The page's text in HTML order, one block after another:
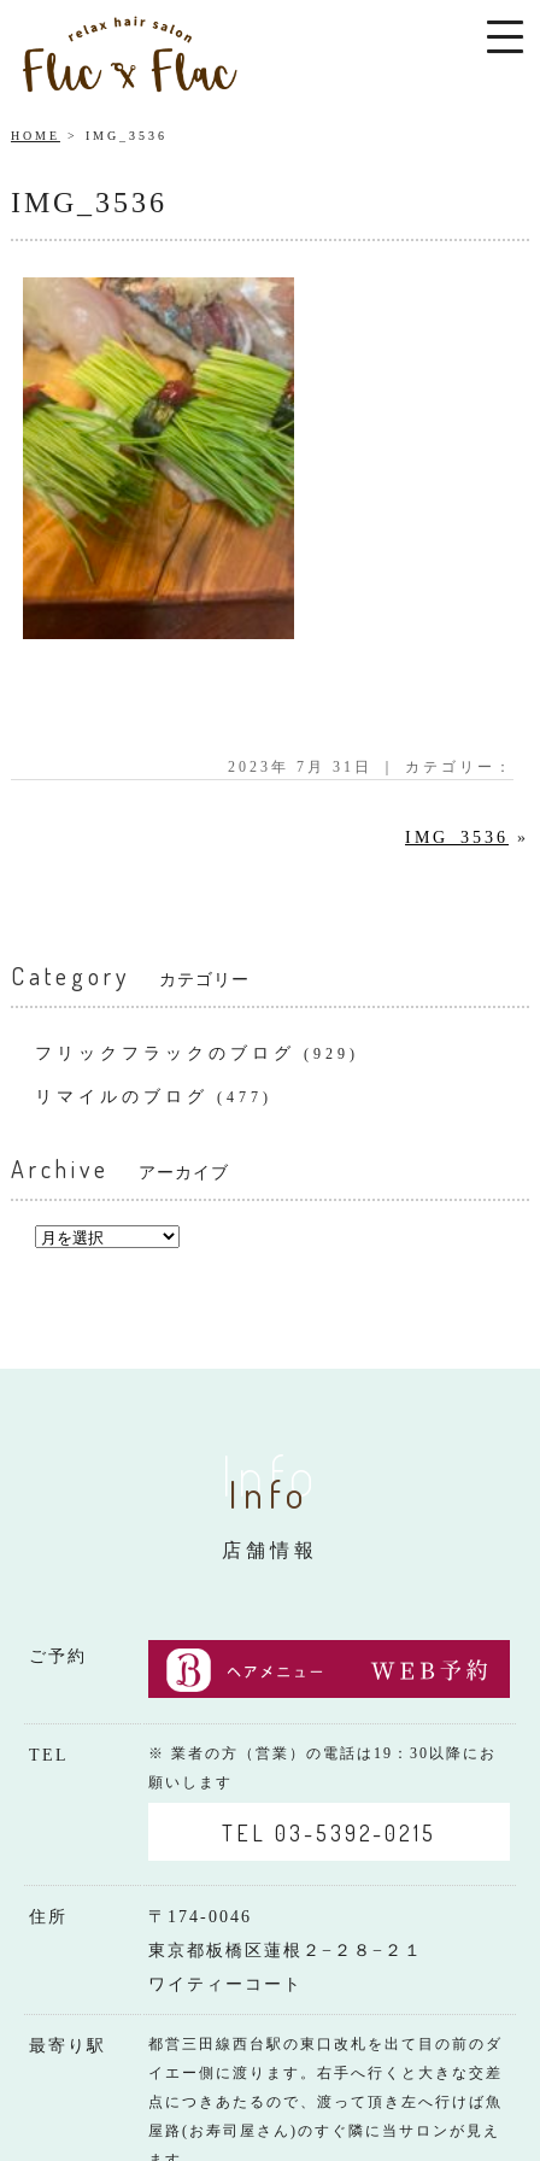
HOME IMG_3536
IMG_3536
2023年 7月 31日 ｜ カテゴリー：
IMG_3536 »
Category カテゴリー
フリックフラックのブログ (929)
リマイルのブログ (477)
Archive アーカイブ
Info
Info
店舗情報
ご予約
TEL
※ 業者の方（営業）の電話は19：30以降にお
願いします
TEL 03-5392-0215
住所
〒174-0046
東京都板橋区蓮根２−２８−２１
ワイティーコート
最寄り駅
都営三田線西台駅の東口改札を出て目の前のダ
イエー側に渡ります。右手へ行くと大きな交差
点につきあたるので、渡って頂き左へ行けば魚
屋路(お寿司屋さん)のすぐ隣に当サロンが見え